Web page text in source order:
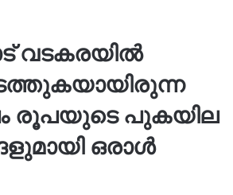
വടകരയിൽ
രൂപയുടെ പുകയില
ഒരാൾ